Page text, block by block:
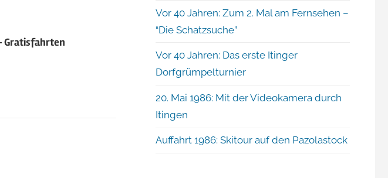
Gratisfahrten
Vor 40 Jahren: Zum 2. Mal am Fernsehen –
“Die Schatzsuche”
Vor 40 Jahren: Das erste Itinger
Dorfgrümpelturnier
20. Mai 1986: Mit der Videokamera durch
Itingen
Auffahrt 1986: Skitour auf den Pazolastock